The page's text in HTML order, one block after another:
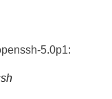
5.0p1: